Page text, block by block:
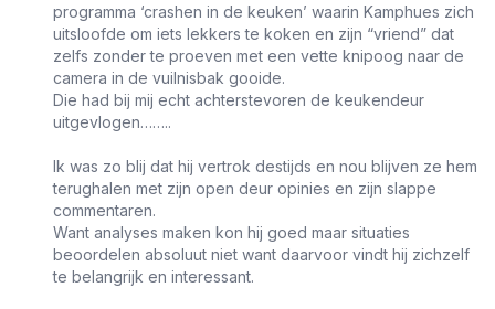
programma ‘crashen in de keuken’ waarin Kamphues zich
uitsloofde om iets lekkers te koken en zijn “vriend” dat
zelfs zonder te proeven met een vette knipoog naar de
camera in de vuilnisbak gooide.
Die had bij mij echt achterstevoren de keukendeur
uitgevlogen……..
Ik was zo blij dat hij vertrok destijds en nou blijven ze hem
terughalen met zijn open deur opinies en zijn slappe
commentaren.
Want analyses maken kon hij goed maar situaties
beoordelen absoluut niet want daarvoor vindt hij zichzelf
te belangrijk en interessant.